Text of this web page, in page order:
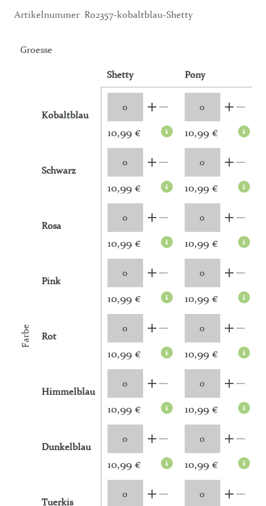
Artikelnummer R02357-kobaltblau-Shetty
Groesse
Shetty Pony
Farbe
Kobaltblau
10,99 € 10,99 €
Schwarz
10,99 € 10,99 €
Rosa
10,99 € 10,99 €
Pink
10,99 € 10,99 €
Rot
10,99 € 10,99 €
Himmelblau
10,99 € 10,99 €
Dunkelblau
10,99 € 10,99 €
Tuerkis